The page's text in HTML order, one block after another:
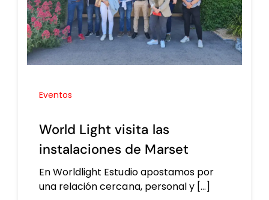
Eventos
World Light visita las
instalaciones de Marset
En Worldlight Estudio apostamos por
una relación cercana, personal y [...]